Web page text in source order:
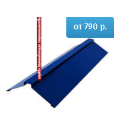
от 790 р.